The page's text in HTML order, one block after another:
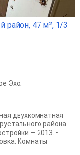
район, 47 м², 1/3
Эхо,
двухкомнатная
района.
— 2013. •
Комнаты